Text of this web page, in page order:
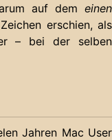
auf dem einen
erschien, als
– bei der selben
Jahren Mac User